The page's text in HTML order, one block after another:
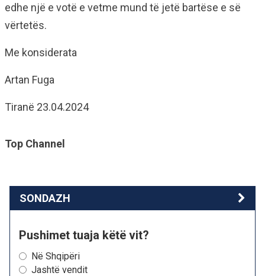
edhe një e votë e vetme mund të jetë bartëse e së
vërtetës.
Me konsiderata
Artan Fuga
Tiranë 23.04.2024
Top Channel
SONDAZH
Pushimet tuaja këtë vit?
Në Shqipëri
Jashtë vendit